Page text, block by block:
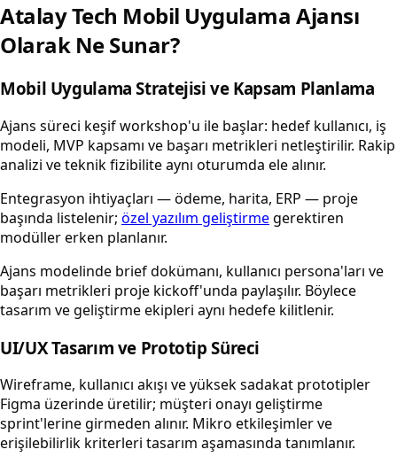
Atalay Tech Mobil Uygulama Ajansı
Olarak Ne Sunar?
Mobil Uygulama Stratejisi ve Kapsam Planlama
Ajans süreci keşif workshop'u ile başlar: hedef kullanıcı, iş
modeli, MVP kapsamı ve başarı metrikleri netleştirilir. Rakip
analizi ve teknik fizibilite aynı oturumda ele alınır.
Entegrasyon ihtiyaçları — ödeme, harita, ERP — proje
başında listelenir; özel yazılım geliştirmegerektiren
modüller erken planlanır.
Ajans modelinde brief dokümanı, kullanıcı persona'ları ve
başarı metrikleri proje kickoff'unda paylaşılır. Böylece
tasarım ve geliştirme ekipleri aynı hedefe kilitlenir.
UI/UX Tasarım ve Prototip Süreci
Wireframe, kullanıcı akışı ve yüksek sadakat prototipler
Figma üzerinde üretilir; müşteri onayı geliştirme
sprint'lerine girmeden alınır. Mikro etkileşimler ve
erişilebilirlik kriterleri tasarım aşamasında tanımlanır.